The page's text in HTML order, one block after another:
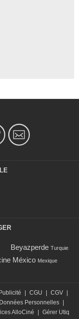
Beyazperde Turquie
México Mexique
| CGU | CGV |
Données Personnelles |
AlloCiné | Gérer Utiq